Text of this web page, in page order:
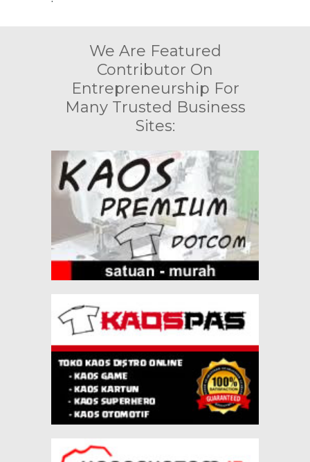
We Are Featured
Contributor On
Entrepreneurship For
Many Trusted Business
Sites: